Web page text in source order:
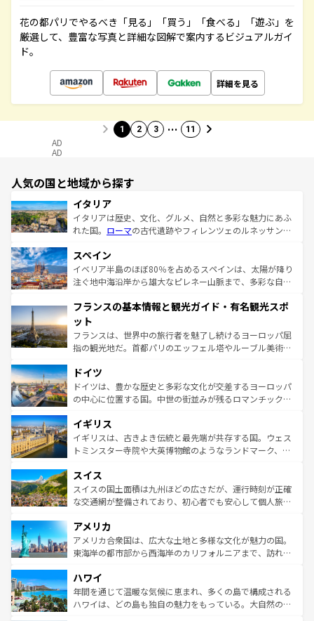
花の都パリでやるべき「見る」「買う」「食べる」「遊ぶ」を
厳選して、豊富な写真と詳細な図解で案内するビジュアルガイ
ド。
詳細を見る
1 2 3 … 11
AD
AD
人気の国と地域から探す
イタリア
イタリアは歴史、文化、グルメ、自然と多彩な魅力にあふ
れた国。 ローマの古代遺跡やフィレンツェのルネッサンス
ろん、トスカーナの美しい田園風景やアマルフィ海岸の絶
景など、自然景観も見逃せない。観光の合間には、本場の
ピザやパスタなど、絶品のイタリア料理を堪能することも
ませてくれるイタリアで、忘れられない旅をしてみよう！
なお、新着のイタリア情報は
しい。
スペイン
イベリア半島のほぼ80％を占めるスペインは、太陽が降り
注ぐ地中海沿岸から雄大なピレネー山脈まで、多彩な自然
文化が根付くこの国では、情熱的なフラメンコ、熱気あふ
れる闘牛、そして美味しいタパスが生活の一部となってい
る。首都マドリードの洗練された雰囲気や、バルセロナの
アートに溢れた街角から、地方では古代ローマ遺跡や中世
せる。地方によって風土や気候が異なるスペインはその個
性で訪れる人を魅了する。 なお、新着のスペイン情報は コ
ンテンツ一覧を参照してほしい。
フランスの基本情報と観光ガイド・有名観光スポ
ット
フランスは、世界中の旅行者を魅了し続けるヨーロッパ屈
指の観光地だ。首都パリのエッフェル塔やルーブル美術館
で、幅広い魅力が詰まっている。華麗な宮殿、歴史的な大
聖堂、美しいビーチ、そして豊かな自然が、訪れる者を心
から魅了する。また、フランスは美食の国としても知ら
いる。シャンパンの発祥地であるランス、プロヴァンスの
香り高いラベンダー畑など、多彩な楽しみ方が可能だ。さ
らに、パリ以外の地域にも魅力が溢れており、どの街角に
れる地方に足を運ぶとそれぞれで全く異なる文化を体験で
きるだろう。 なお、新着のフランス情報はコンテンツ一覧
を参照してほしい。
ドイツ
ドイツは、豊かな歴史と多彩な文化が交差するヨーロッパ
の中心に位置する国。中世の街並みが残るロマンチック街
顔を持つこの国は、どこを歩いても飽きることがない。ベ
ルリンの文化的活気、バイエルン州のアルプスの絶景、そ
してライン川沿いのワイン畑といった風景は必見。ビール
は、お酒好きな人にはぜひ体験してほしい。 なお、新着の
ドイツ情報はコンテンツ一覧を参照してほしい。
イギリス
イギリスは、古きよき伝統と最先端が共存する国。ウェス
トミンスター寺院や大英博物館のようなランドマーク、歴
リアごとに異なる魅力がある。また、優雅なアフタヌーン
ティー、ビール好きにはたまらない英国パブ、サッカー観
戦など、本場だからこそできる体験も豊富。イギリスを旅
ンツ一覧を参照してほしい。
スイス
スイスの国土面積は九州ほどの広さだが、運行時刻が正確
な交通網が整備されており、初心者でも安心して個人旅行
の建物がそのまま残る町や、スイスならではのユニークな
博物館もあり、アルプス観光だけでなく町歩きも満喫する
ことができる。国民の所得が高いため物価も高いが、旅行
ば市内交通費無料で観光を楽しむこともできる。 なお、新
着のスイス情報はコンテンツ一覧 を参照してほしい。
アメリカ
アメリカ合衆国は、広大な土地と多様な文化が魅力の国。
東海岸の都市部から西海岸のカリフォルニアまで、訪れる
のような巨大都市は、観光、ショッピング、エンターテイ
ンメントが詰まった刺激的なスポットだ。一方、アメリカ
西部には大自然が広がり、グランドキャニオンやイエロー
ハワイ
年間を通じて温暖な気候に恵まれ、多くの島で構成される
ハワイは、どの島も独自の魅力をもっている。大自然の神